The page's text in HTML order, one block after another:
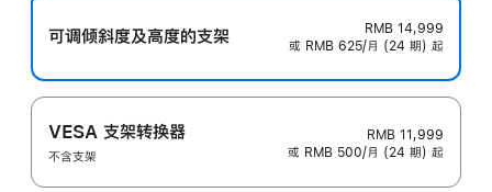
可调倾斜度及高‍度的支‍架
RMB 14,999
或 RMB 625/月 (24 期) 起
VESA 支架转换器
不含支架
RMB 11,999
或 RMB 500/月 (24 期) 起